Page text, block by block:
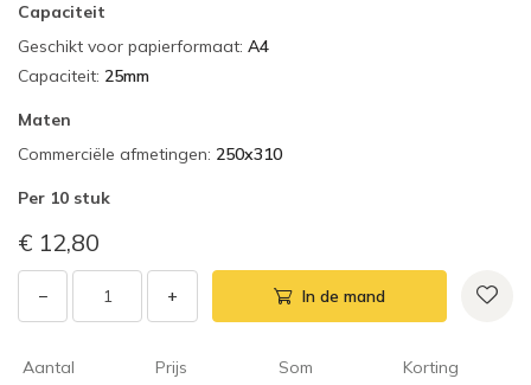
Capaciteit
Geschikt voor papierformaat: A4
Capaciteit: 25mm
Maten
Commerciële afmetingen: 250x310
Per 10 stuk
€ 12,80
− + In de mand
Aantal Prijs Som Korting